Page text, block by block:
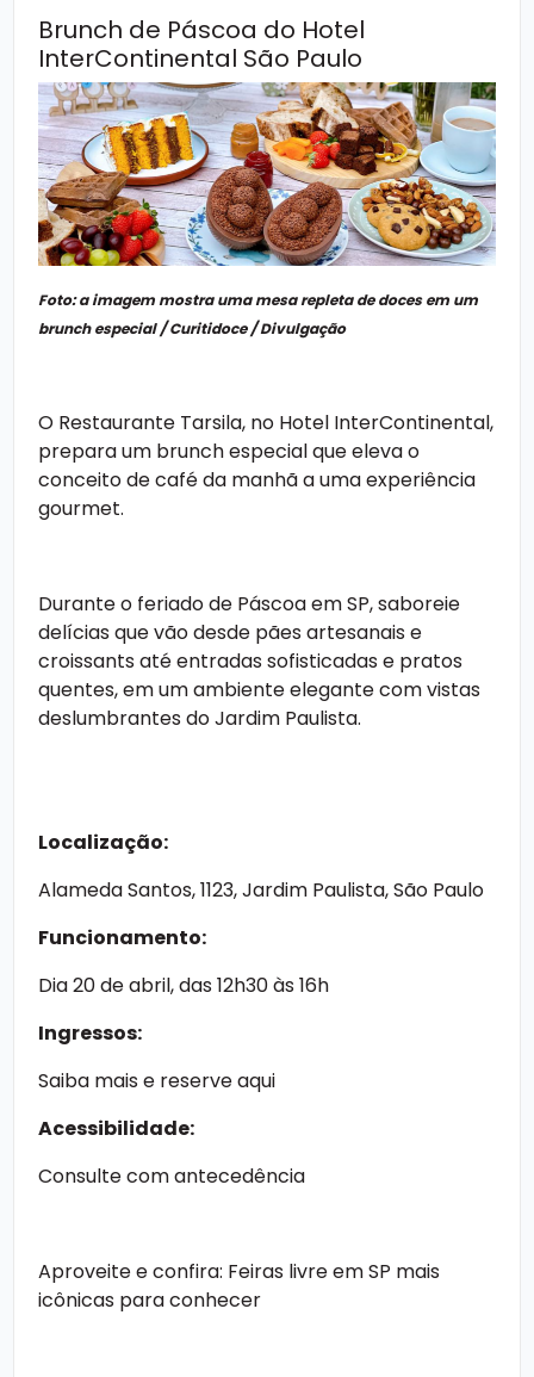
Brunch de Páscoa do Hotel
InterContinental São Paulo
Foto: a imagem mostra uma mesa repleta de doces em um
brunch especial / Curitidoce / Divulgação
O Restaurante Tarsila, no Hotel InterContinental,
prepara um brunch especial que eleva o
conceito de café da manhã a uma experiência
gourmet.
Durante o feriado de Páscoa em SP, saboreie
delícias que vão desde pães artesanais e
croissants até entradas sofisticadas e pratos
quentes, em um ambiente elegante com vistas
deslumbrantes do Jardim Paulista.
Localização:
Alameda Santos, 1123, Jardim Paulista, São Paulo
Funcionamento:
Dia 20 de abril, das 12h30 às 16h
Ingressos:
Saiba mais e reserve aqui
Acessibilidade:
Consulte com antecedência
Aproveite e confira: Feiras livre em SP mais
icônicas para conhecer